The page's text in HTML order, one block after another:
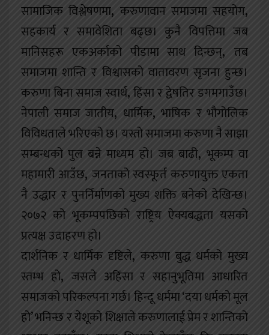
सामाजिक विश्लेषणमा, करुणावान समाजमा सहयोग,
सहकार्य र समावेशिता बढ्छ। कुनै विपत्तिमा जब
मानिसहरू एकअर्काको पीडामा साथ दिन्छन्,तब
समाजमा शान्ति र विश्वासको वातावरण सृजना हुन्छ।
करुणा बिना समाज स्वार्थ,हिंसा र द्वेषतिर डगमगाउँछ।
नेपाली समाज जातीय, धार्मिक, भाषिक र भौगोलिक
विविधताले भरिएको छ। यस्तो समाजमा करुणा नै साझा
सम्बन्धको पुल बन्ने माध्यम हो। जब बाढी, भूकम्प वा
महामारी आउँछ, जनताको स्वस्फूर्त करुणायुक्त एकता
नै उद्धार र पुनर्निर्माणको मुख्य शक्ति बनेको देखिन्छ।
२०७२ को भूकम्पपछिको राष्ट्रिय ऐक्यबद्धता यसको
प्रत्यक्ष उदाहरण हो।
दार्शनिक र धार्मिक दृष्टिले,करुणा बुद्ध धर्मको मुख्य
स्तम्भ हो, जसले अहिंसा र सहानुभूतिमा आधारित
समाजको परिकल्पना गर्छ। हिन्दू धर्ममा ‘दया धर्मको मूल
हो’ भनिन्छर येशूको शिक्षाले करुणालाई प्रेम र शान्तिको